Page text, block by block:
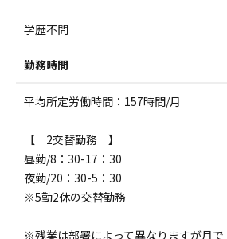
学歴不問
勤務時間
平均所定労働時間：157時間/月
【 2交替勤務 】
昼勤/8：30-17：30
夜勤/20：30-5：30
※5勤2休の交替勤務
※残業は部署によって異なりますが月で